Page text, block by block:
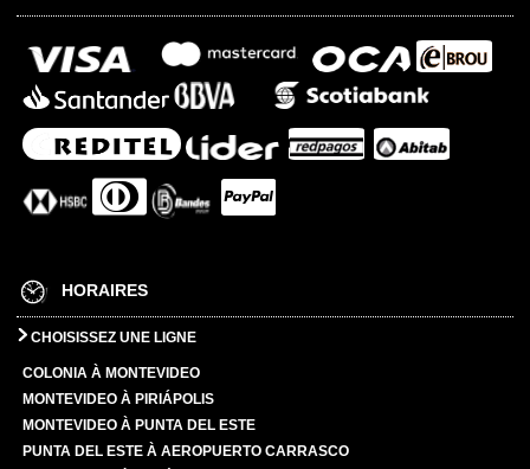
HORAIRES
CHOISISSEZ UNE LIGNE
COLONIA À MONTEVIDEO
MONTEVIDEO À PIRIÁPOLIS
MONTEVIDEO À PUNTA DEL ESTE
PUNTA DEL ESTE À AEROPUERTO CARRASCO